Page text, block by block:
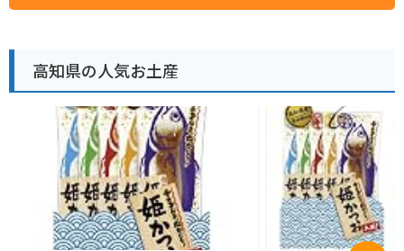
高知県の人気お土産